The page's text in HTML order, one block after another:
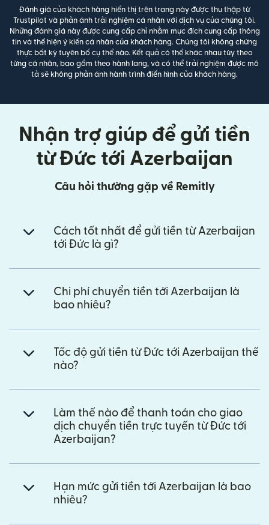
Đánh giá của khách hàng hiển thị trên trang này được thu thập từ
Trustpilot và phản ánh trải nghiệm cá nhân với dịch vụ của chúng tôi.
Những đánh giá này được cung cấp chỉ nhằm mục đích cung cấp thông
tin và thể hiện ý kiến cá nhân của khách hàng. Chúng tôi không chứng
thực bất kỳ tuyên bố cụ thể nào. Kết quả có thể khác nhau tùy theo
từng cá nhân, bao gồm theo hành lang, và có thể trải nghiệm được mô
tả sẽ không phản ánh hành trình điển hình của khách hàng.
Nhận trợ giúp để gửi tiền
từ Đức tới Azerbaijan
Câu hỏi thường gặp về Remitly
Cách tốt nhất để gửi tiền từ Azerbaijan
tới Đức là gì?
Chi phí chuyển tiền tới Azerbaijan là
bao nhiêu?
Tốc độ gửi tiền từ Đức tới Azerbaijan thế
nào?
Làm thế nào để thanh toán cho giao
dịch chuyển tiền trực tuyến từ Đức tới
Azerbaijan?
Hạn mức gửi tiền tới Azerbaijan là bao
nhiêu?